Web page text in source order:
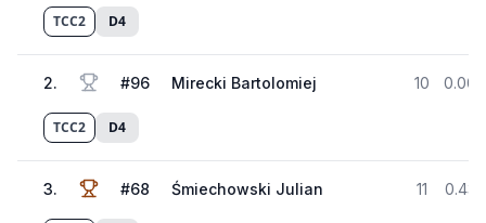
TCC2 D4
2. #96 Mirecki Bartolomiej 10 0.009
TCC2 D4
3. #68 Śmiechowski Julian 11 0.430